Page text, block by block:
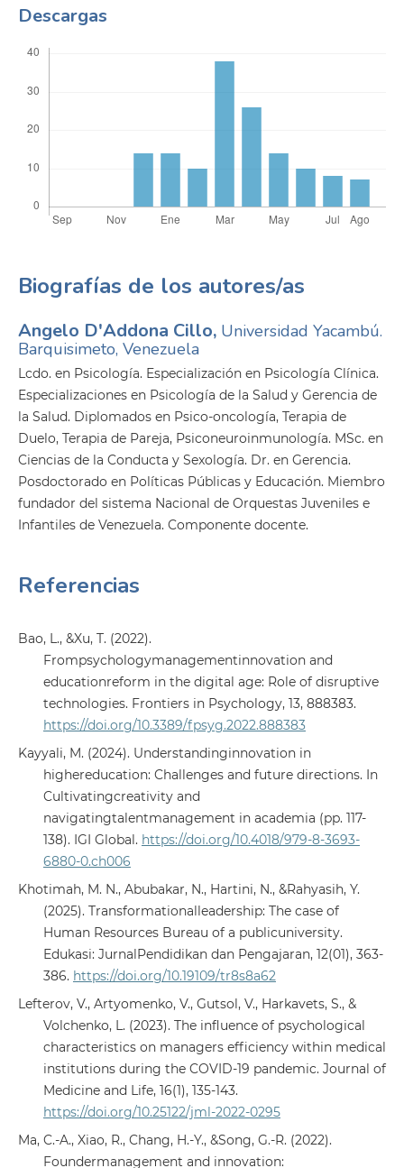
Descargas
Biografías de los autores/as
Angelo D'Addona Cillo, Universidad Yacambú.
Barquisimeto, Venezuela
Lcdo. en Psicología. Especialización en Psicología Clínica.
Especializaciones en Psicología de la Salud y Gerencia de
la Salud. Diplomados en Psico-oncología, Terapia de
Duelo, Terapia de Pareja, Psiconeuroinmunología. MSc. en
Ciencias de la Conducta y Sexología. Dr. en Gerencia.
Posdoctorado en Políticas Públicas y Educación. Miembro
fundador del sistema Nacional de Orquestas Juveniles e
Infantiles de Venezuela. Componente docente.
Referencias
Bao, L., &Xu, T. (2022).
Frompsychologymanagementinnovation and
educationreform in the digital age: Role of disruptive
technologies. Frontiers in Psychology, 13, 888383.
https://doi.org/10.3389/fpsyg.2022.888383
Kayyali, M. (2024). Understandinginnovation in
highereducation: Challenges and future directions. In
Cultivatingcreativity and
navigatingtalentmanagement in academia (pp. 117-
138). IGI Global. https://doi.org/10.4018/979-8-3693-
6880-0.ch006
Khotimah, M. N., Abubakar, N., Hartini, N., &Rahyasih, Y.
(2025). Transformationalleadership: The case of
Human Resources Bureau of a publicuniversity.
Edukasi: JurnalPendidikan dan Pengajaran, 12(01), 363-
386. https://doi.org/10.19109/tr8s8a62
Lefterov, V., Artyomenko, V., Gutsol, V., Harkavets, S., &
Volchenko, L. (2023). The influence of psychological
characteristics on managers efficiency within medical
institutions during the COVID-19 pandemic. Journal of
Medicine and Life, 16(1), 135-143.
https://doi.org/10.25122/jml-2022-0295
Ma, C.-A., Xiao, R., Chang, H.-Y., &Song, G.-R. (2022).
Foundermanagement and innovation: